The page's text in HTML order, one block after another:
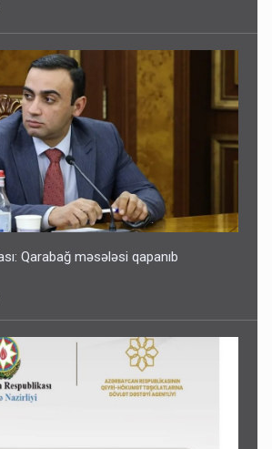
Qarabağ məsələsi qapanıb